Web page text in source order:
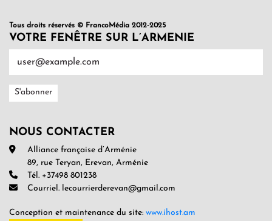
Tous droits réservés © FrancoMédia 2012-2025
VOTRE FENÊTRE SUR L’ARMENIE
NOUS CONTACTER
Alliance française d’Arménie
89, rue Teryan, Erevan, Arménie
Tél. +37498 801238
Courriel. lecourrierderevan@gmail.com
Conception et maintenance du site: www.ihost.am